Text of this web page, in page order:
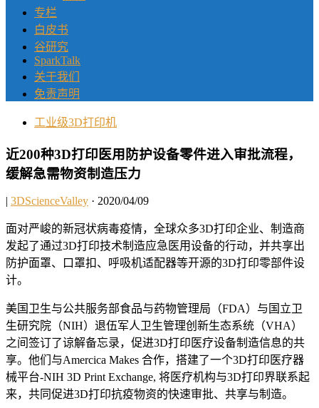
专栏
白皮书
谷研究
SparkTalk
关于我们
免责声明
工业级3D打印机
近200种3D打印医用防护设备零件进入审批流程，
缓解急需物资制造压力
| 3DScienceValley · 2020/04/09
面对严峻的新冠状病毒疫情，全球众多3D打印企业、制造商
发起了通过3D打印技术制造应急医用设备的行动，并共享出
防护面罩、口罩扣、呼吸机适配器等开源的3D打印零部件设
计。
美国卫生与公共服务部食品与药物管理局（FDA）与国立卫
生研究院（NIH）退伍军人卫生管理创新生态系统（VHA）
之间签订了谅解备忘录，促进3D打印医疗设备制造信息的共
享。他们与Amercica Makes 合作，搭建了一个3D打印医疗器
械平台-NIH 3D Print Exchange, 将医疗机构与3D打印界联系起
来，共同促进3D打印抗疫物资的快速审批、共享与制造。